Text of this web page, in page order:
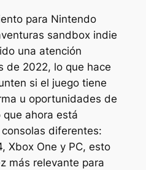
para Nintendo
sandbox indie
una atención
de 2022, lo que hace
si el juego tiene
u oportunidades de
ahora está
diferentes:
Xbox One y PC, esto
más relevante para